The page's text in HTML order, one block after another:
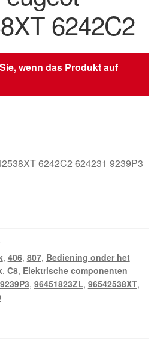
6242C2
wenn das Produkt auf
6242C2 624231 9239P3
, 406, 807, Bediening onder het
, C8, Elektrische componenten
9239P3, 96451823ZL, 96542538XT,